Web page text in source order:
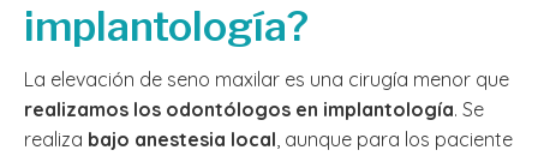
implantología?
La elevación de seno maxilar es una cirugía menor que
realizamos los odontólogos en implantología. Se
realiza bajo anestesia local, aunque para los paciente